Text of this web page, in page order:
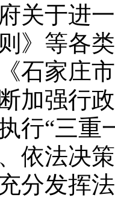
关于进
》等各
石家庄
加强行
行“三重
依法决
分发挥